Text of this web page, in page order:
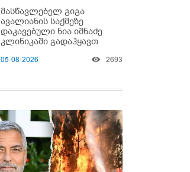
მასწავლებელ გიგა
ავალიანის საქმეზე
დაკავებული ნია იმნაძე
კლინიკაში გადაჰყავთ
05-08-2026 2693